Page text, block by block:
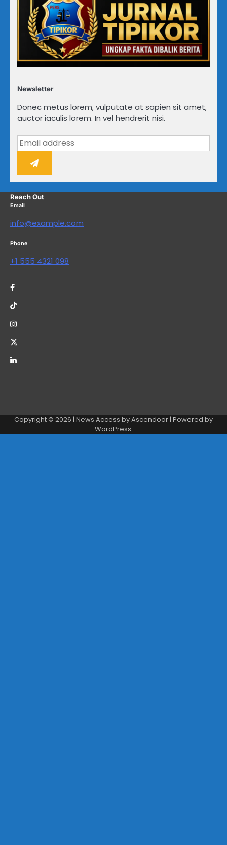
Newsletter
Donec metus lorem, vulputate at sapien sit amet,
auctor iaculis lorem. In vel hendrerit nisi.
Reach Out
Email
info@example.com
Phone
+1 555 4321 098
Copyright © 2026 | News Access byAscendoor| Powered by
WordPress.